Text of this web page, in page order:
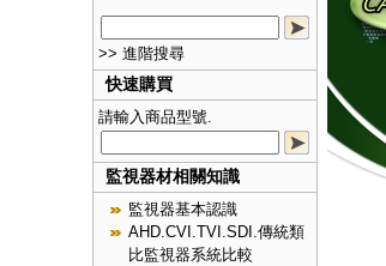
>> 進階搜尋
快速購買
請輸入商品型號.
監視器材相關知識
監視器基本認識
AHD.CVI.TVI.SDI.傳統類
比監視器系統比較